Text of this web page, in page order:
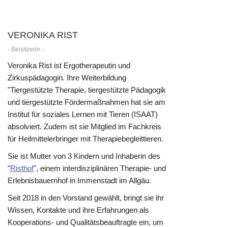
VERONIKA RIST
- Beisitzerin -
Veronika Rist ist Ergotherapeutin und
Zirkuspädagogin. Ihre Weiterbildung
"Tiergestützte Therapie, tiergestützte Pädagogik
und tiergestützte Fördermaßnahmen hat sie am
Institut für soziales Lernen mit Tieren (ISAAT)
absolviert. Zudem ist sie Mitglied im Fachkreis
für Heilmittelerbringer mit Therapiebegleittieren.
Sie ist Mutter von 3 Kindern und Inhaberin des
"Risthof", einem interdisziplinären Therapie- und
Erlebnisbauernhof in Immenstadt im Allgäu.
Seit 2018 in den Vorstand gewählt, bringt sie ihr
Wissen, Kontakte und ihre Erfahrungen als
Kooperations- und Qualitätsbeauftragte ein, um